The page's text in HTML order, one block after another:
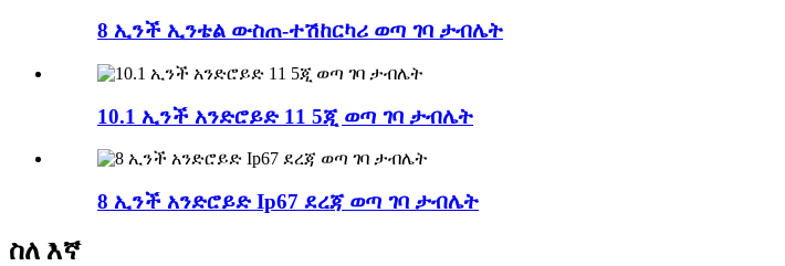
8 ኢንች ኢንቴል ውስጠ-ተሽከርካሪ ወጣ ገባ ታብሌት
10.1 ኢንች አንድሮይድ 11 5ጂ ወጣ ገባ ታብሌት
8 ኢንች አንድሮይድ Ip67 ደረጃ ወጣ ገባ ታብሌት
ስለ እኛ